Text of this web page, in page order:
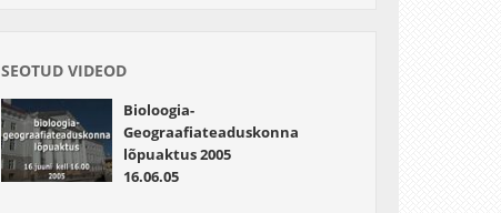
SEOTUD VIDEOD
Bioloogia-
Geograafiateaduskonna
lõpuaktus 2005
16.06.05